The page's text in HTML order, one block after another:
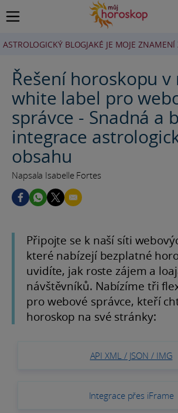
ASTROLOGICKÝ BLOGJAKÉ JE MOJE
Řešení horoskopu v
white label pro
správce - Snadná a
integrace
obsahu
Napsala Isabelle Fortes
Připojte se k naší síti
které nabízejí bezplatné
uvidíte, jak roste zájem a
návštěvníků. Nabízíme tři
pro webové správce, kteří
horoskop na své stránky:
API XML / JSON / IMG
Integrace přes iFrame